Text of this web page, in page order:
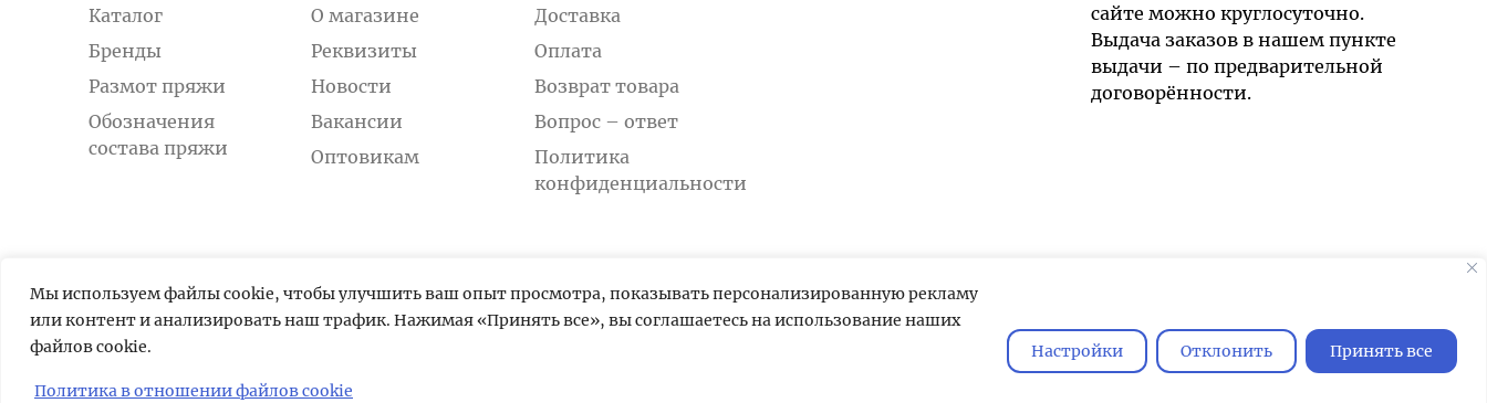
Мы используем файлы cookie, чтобы улучшить ваш опыт просмотра, показывать персонализированную рекламу
или контент и анализировать наш трафик. Нажимая «Принять все», вы соглашаетесь на использование наших
файлов cookie.
Политика в отношении файлов cookie
Настройки Отклонить Принять все
Каталог
Бренды
Размот пряжи
Обозначения
состава пряжи
О магазине
Реквизиты
Новости
Вакансии
Оптовикам
Доставка
Оплата
Возврат товара
Вопрос – ответ
Политика
конфиденциальности
сайте можно круглосуточно.
Выдача заказов в нашем пункте
выдачи – по предварительной
договорённости.
пользоваться сайтом, вы принимаете
условия обработки персональных